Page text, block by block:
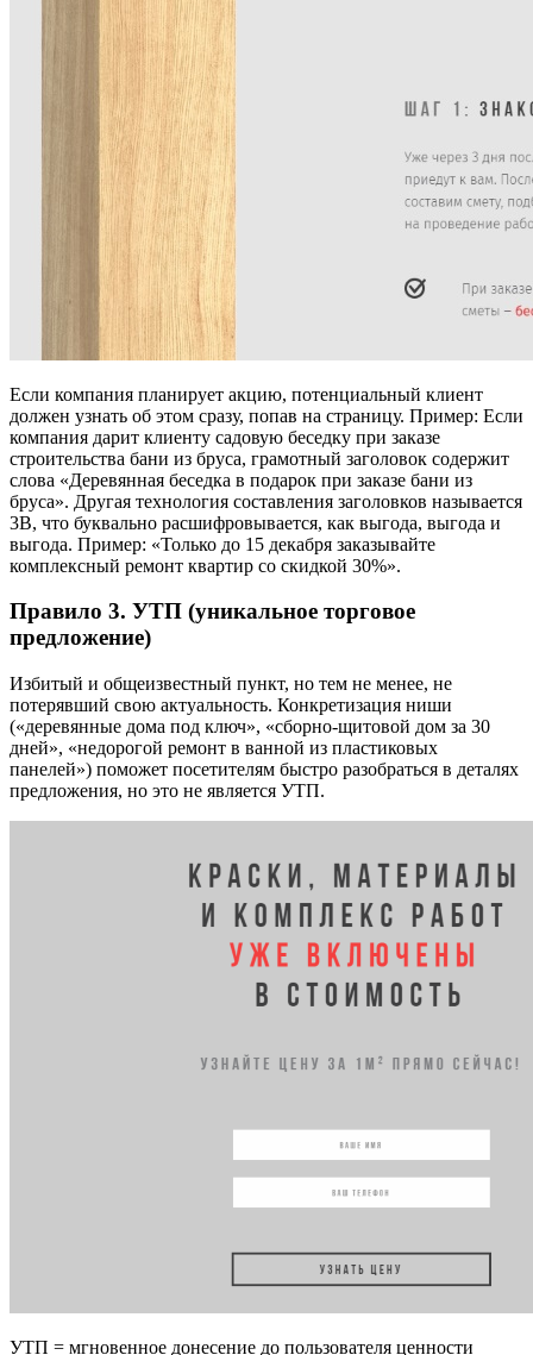
Если компания планирует акцию, потенциальный клиент
должен узнать об этом сразу, попав на страницу. Пример: Если
компания дарит клиенту садовую беседку при заказе
строительства бани из бруса, грамотный заголовок содержит
слова «Деревянная беседка в подарок при заказе бани из
бруса». Другая технология составления заголовков называется
3В, что буквально расшифровывается, как выгода, выгода и
выгода. Пример: «Только до 15 декабря заказывайте
комплексный ремонт квартир со скидкой 30%».
Правило 3. УТП (уникальное торговое
предложение)
Избитый и общеизвестный пункт, но тем не менее, не
потерявший свою актуальность. Конкретизация ниши
(«деревянные дома под ключ», «сборно-щитовой дом за 30
дней», «недорогой ремонт в ванной из пластиковых
панелей») поможет посетителям быстро разобраться в деталях
предложения, но это не является УТП.
УТП = мгновенное донесение до пользователя ценности